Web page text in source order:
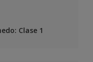
Clase 1